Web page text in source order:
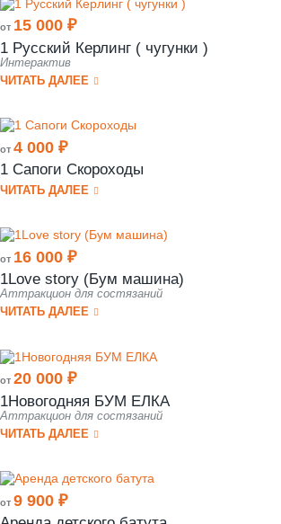
от 15 000 ₽
1 Русский Керлинг ( чугунки )
Интерактив
ЧИТАТЬ ДАЛЕЕ
от 4 000 ₽
1 Сапоги Скороходы
ЧИТАТЬ ДАЛЕЕ
от 16 000 ₽
1Love story (Бум машина)
Аттракцион для состязаний
ЧИТАТЬ ДАЛЕЕ
от 20 000 ₽
1Новогодняя БУМ ЕЛКА
Аттракцион для состязаний
ЧИТАТЬ ДАЛЕЕ
от 9 900 ₽